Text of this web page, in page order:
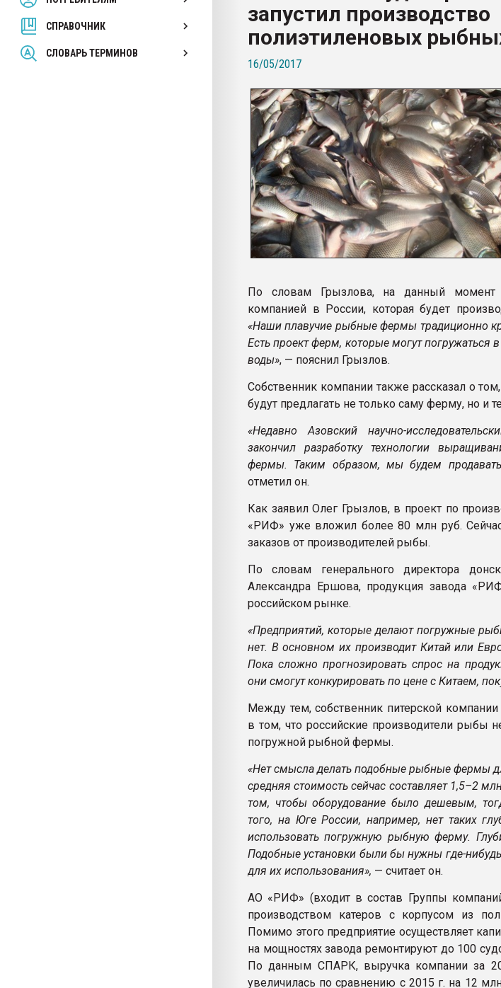
СПРАВОЧНИК
СЛОВАРЬ ТЕРМИНОВ
покупка, обмен
запустил производство
полиэтиленовых
16/05/2017
По словам Грызлова, на данный момент
компанией в России, которая будет
«Наши плавучие рыбные фермы традиционно
Есть проект ферм, которые могут
воды», — пояснил Грызлов.
Собственник компании также рассказал о
будут предлагать не только саму ферму, но
«Недавно Азовский научно-
закончил разработку технологии
фермы. Таким образом, мы будем продавать
отметил он.
Как заявил Олег Грызлов, в проект по
«РИФ» уже вложил более 80 млн руб.
заказов от производителей рыбы.
По словам генерального директора
Александра Ершова, продукция завода
российском рынке.
«Предприятий, которые делают погружные
нет. В основном их производит Китай или
Пока сложно прогнозировать спрос на
они смогут конкурировать по цене с Китаем,
Между тем, собственник питерской
в том, что российские производители рыбы
погружной рыбной фермы.
«Нет смысла делать подобные рыбные фермы
средняя стоимость сейчас составляет 1,5–2
том, чтобы оборудование было дешевым,
того, на Юге России, например, нет таких
использовать погружную рыбную ферму.
Подобные установки были бы нужны где-
для их использования», — считает он.
АО «РИФ» (входит в состав Группы
производством катеров с корпусом из
Помимо этого предприятие осуществляет
на мощностях завода ремонтируют до 100
По данным СПАРК, выручка компании за
увеличилась по сравнению с 2015 г. на 12